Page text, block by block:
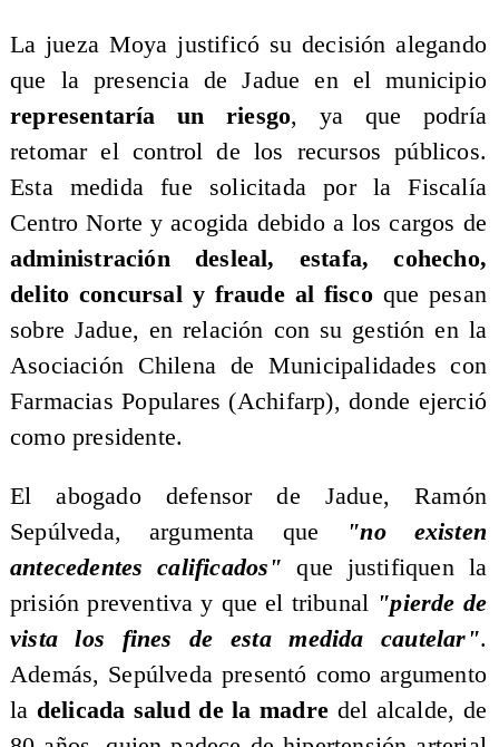
La jueza Moya justificó su decisión alegando
que la presencia de Jadue en el municipio
representaría un riesgo, ya que podría
retomar el control de los recursos públicos.
Esta medida fue solicitada por la Fiscalía
Centro Norte y acogida debido a los cargos de
administración
desleal, estafa, cohecho,
delito concursal y fraude al fiscoque pesan
sobre Jadue, en relación con su gestión en la
Asociación Chilena de Municipalidades con
Farmacias Populares (Achifarp), donde ejerció
como presidente.
El abogado defensor de Jadue, Ramón
Sepúlveda, argumenta que
"no existen
antecedentes calificados" que justifiquen la
prisión preventiva y que el tribunal "pierde de
vista los fines de esta medida cautelar".
Además, Sepúlveda presentó como argumento
la delicada salud de la madre del alcalde, de